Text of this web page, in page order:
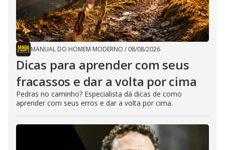
MANUAL DO HOMEM MODERNO / 08/08/2026
Dicas para aprender com seus
fracassos e dar a volta por cima
Pedras no caminho? Especialista dá dicas de como
aprender com seus erros e dar a volta por cima.